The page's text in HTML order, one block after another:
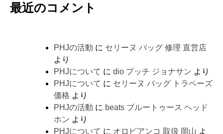
最近のコメント
PHJの活動 に セリーヌ バッグ 修理 直営店
より
PHJについて に dio プッチ ジョナサン より
PHJについて に セリーヌ バッグ トラペーズ
価格 より
PHJの活動 に beats ブルートゥース ヘッド
ホン より
PHJについて に オロビアンコ 取扱 岡山 よ